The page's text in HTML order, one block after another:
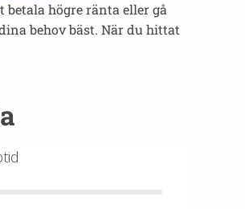
högre ränta eller gå
behov bäst. När du hittat